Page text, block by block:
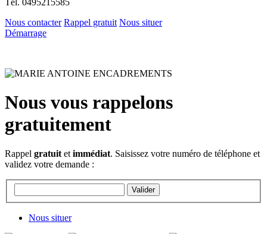
Nous contacter Rappel gratuit Nous situer
Démarrage
Nous vous rappelons
gratuitement
Rappel gratuit et immédiat. Saisissez votre numéro de téléphone et
validez votre demande :
Nous situer